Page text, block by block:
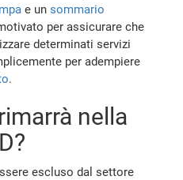
e unsommario
per assicurare che
determinati servizi
per adempiere
.
nella
escluso dal settore